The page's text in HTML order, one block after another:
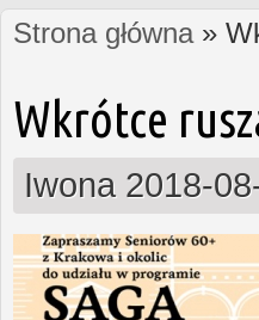
Jesteś tutaj
Strona główna»
Wkrótce
Iwona 2018-